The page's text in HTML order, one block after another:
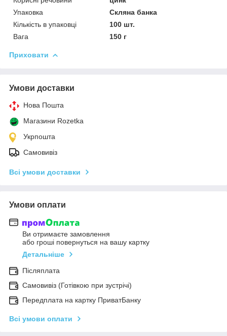
Упаковка
Скляна банка
Кількість в упаковці
100 шт.
Вага
150 г
Приховати
Умови доставки
Нова Пошта
Магазини Rozetka
Укрпошта
Самовивіз
Всі умови доставки
Умови оплати
Ви отримаєте замовлення
або гроші повернуться на вашу картку
Детальніше
Післяплата
Самовивіз (Готівкою при зустрічі)
Передплата на картку ПриватБанку
Всі умови оплати